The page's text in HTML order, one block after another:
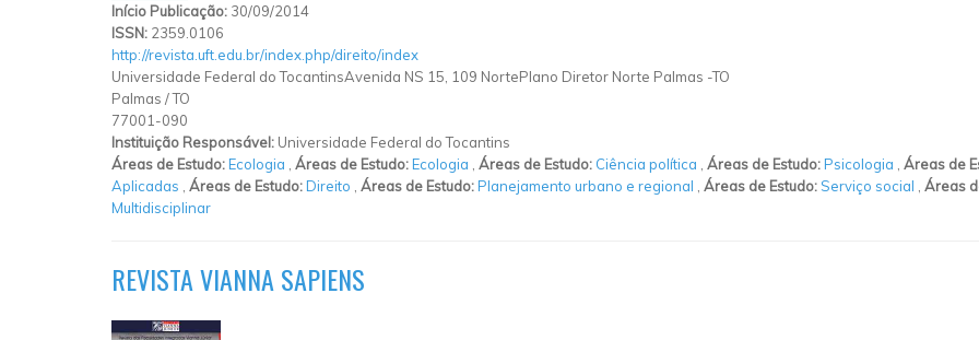
Início Publicação: 30/09/2014
ISSN: 2359.0106
http://revista.uft.edu.br/index.php/direito/index
Universidade Federal do TocantinsAvenida NS 15, 109 NortePlano Diretor Norte Palmas -TO
Palmas /TO
77001-090
Instituição Responsável: Universidade Federal do Tocantins
Áreas de Estudo:Ecologia Áreas de Estudo:Ecologia Áreas de Estudo: Ciência política Áreas de Estudo:Psicologia Áreas de
Aplicadas
Áreas de Estudo:Direito Áreas de Estudo:Planejamento urbano e regional Áreas de Estudo:Serviço social Áreas
Multidisciplinar
REVISTA VIANNA SAPIENS